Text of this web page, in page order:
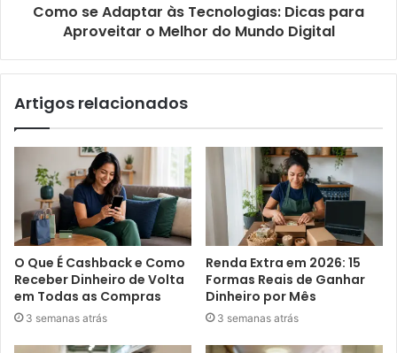
Como se Adaptar às Tecnologias: Dicas para
Aproveitar o Melhor do Mundo Digital
Artigos relacionados
O Que É Cashback e Como
Receber Dinheiro de Volta
em Todas as Compras
3 semanas atrás
Renda Extra em 2026: 15
Formas Reais de Ganhar
Dinheiro por Mês
3 semanas atrás